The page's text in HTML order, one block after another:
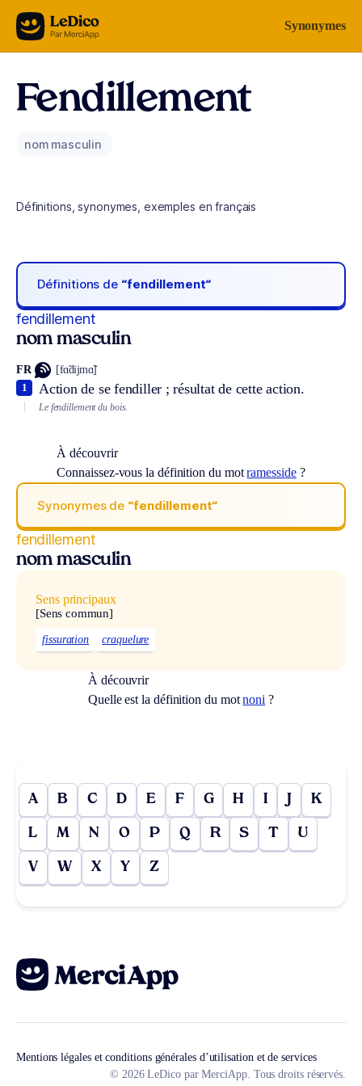
Aller au contenu Synonymes
Fendillement
nom masculin
Définitions, synonymes, exemples en français
Définitions de “fendillement“
fendillement
nom masculin
FR [fɑ̃dijmɑ̃]
Action de se fendiller ; résultat de cette action.
1
Le fendillement du bois.
À découvrir
Connaissez-vous la définition du motramesside?
Synonymes de “fendillement“
fendillement
nom masculin
Sens principaux
[Sens commun]
fissuration craquelure
À découvrir
Quelle est la définition du motnoni ?
A B C D E F G H I J K
L M N O P Q R S T U
V W X Y Z
Mentions légales et conditions générales d’utilisation et de services
© 2026 LeDico par MerciApp. Tous droits réservés.